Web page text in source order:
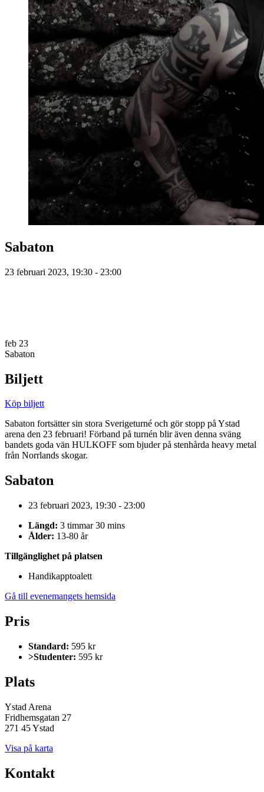
Sabaton
23 februari 2023, 19:30 - 23:00
feb 23
Sabaton
Biljett
Köp biljett
Sabaton fortsätter sin stora Sverigeturné och gör stopp på Ystad
arena den 23 februari! Förband på turnén blir även denna sväng
bandets goda vän HULKOFF som bjuder på stenhårda heavy metal
från Norrlands skogar.
Sabaton
23 februari 2023, 19:30 - 23:00
Längd: 3 timmar 30 mins
Ålder: 13-80 år
Tillgänglighet på platsen
Handikapptoalett
Gå till evenemangets hemsida
Pris
Standard: 595 kr
>Studenter: 595 kr
Plats
Ystad Arena
Fridhemsgatan 27
271 45 Ystad
Visa på karta
Kontakt